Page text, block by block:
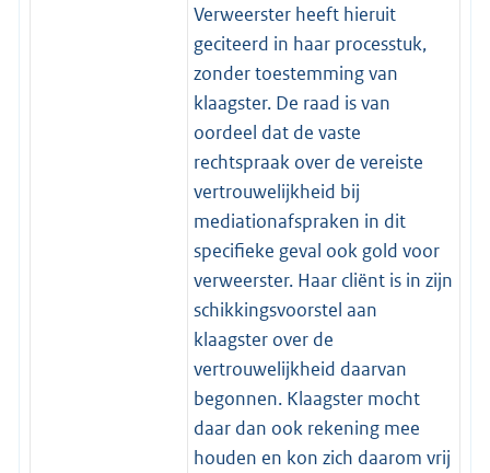
Verweerster heeft hieruit
geciteerd in haar processtuk,
zonder toestemming van
klaagster. De raad is van
oordeel dat de vaste
rechtspraak over de vereiste
vertrouwelijkheid bij
mediationafspraken in dit
specifieke geval ook gold voor
verweerster. Haar cliënt is in zijn
schikkingsvoorstel aan
klaagster over de
vertrouwelijkheid daarvan
begonnen. Klaagster mocht
daar dan ook rekening mee
houden en kon zich daarom vrij